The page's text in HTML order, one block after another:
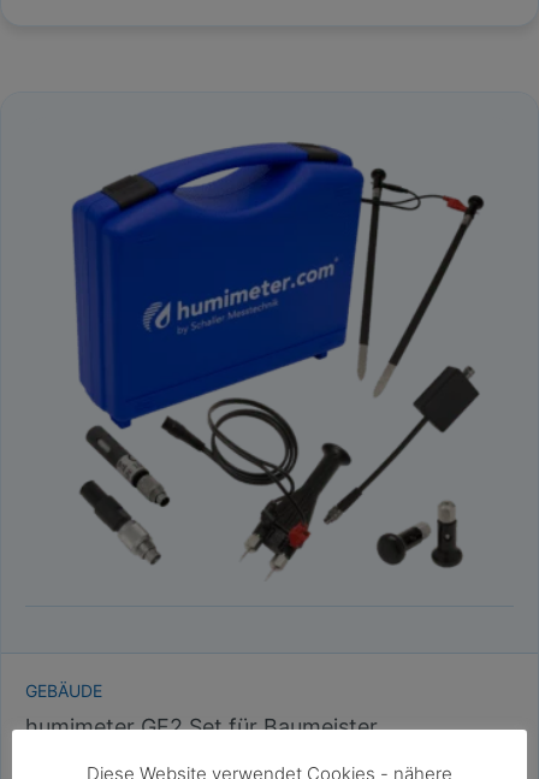
GEBÄUDE
humimeter GF2 Set für Baumeister,
Diese Website verwendet Cookies - nähere